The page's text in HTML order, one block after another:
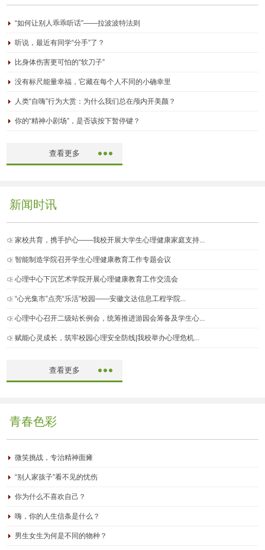
“如何让别人乖乖听话”——拉波波特法则
听说，最近有同学“分手”了？
比身体伤害更可怕的“软刀子”
没有标尺能量幸福，它藏在每个人不同的小确幸里
人类“自嗨”行为大赏：为什么我们总在颅内开美颜？
你的“精神小剧场”，是否该按下暂停键？
查看更多
新闻时讯
家校共育，携手护心——我校开展大学生心理健康家庭支持...
智能制造学院召开学生心理健康教育工作专题会议
心理中心下沉艺术学院开展心理健康教育工作交流会
“心光集市”点亮“乐活”校园——安徽文达信息工程学院...
心理中心召开二级站长例会，统筹推进游园会筹备及学生心...
赋能心灵成长，筑牢校园心理安全防线|我校举办心理危机...
查看更多
青春色彩
微笑挑战，专治精神面瘫
“别人家孩子”看不见的忧伤
你为什么不喜欢自己？
嗨，你的人生信条是什么？
男生女生为何是不同的物种？